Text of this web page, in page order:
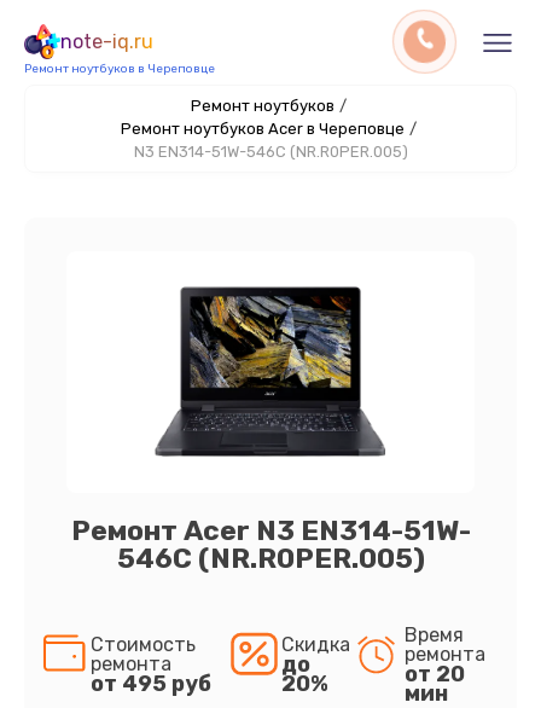
note-iq.ru
Ремонт ноутбуков в Череповце
Ремонт ноутбуков /
Ремонт ноутбуков Acer в Череповце /
N3 EN314-51W-546C (NR.R0PER.005)
Ремонт Acer N3 EN314-51W-
546C (NR.R0PER.005)
Стоимость
ремонта
от 495 руб
Скидка
до
20%
Время
ремонта
от 20
мин